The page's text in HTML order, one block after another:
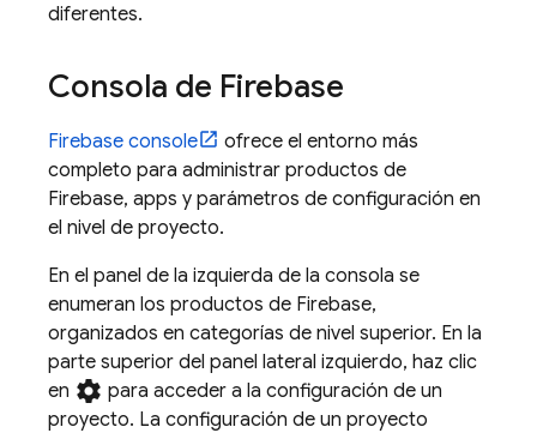
diferentes.
Consola de Firebase
Firebase console
ofrece el entorno más
completo para administrar productos de
Firebase, apps y parámetros de configuración en
el nivel de proyecto.
En el panel de la izquierda de la consola se
enumeran los productos de Firebase,
organizados en categorías de nivel superior. En la
parte superior del panel lateral izquierdo, haz clic
en settings para acceder a la configuración de un
proyecto. La configuración de un proyecto